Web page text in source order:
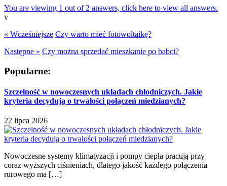
You are viewing 1 out of 2 answers, click here to view all answers.
v
« Wcześniejsze Czy warto mieć fotowoltaikę?
Następne » Czy można sprzedać mieszkanie po babci?
Popularne:
Szczelność w nowoczesnych układach chłodniczych. Jakie
kryteria decydują o trwałości połączeń miedzianych?
22 lipca 2026
Nowoczesne systemy klimatyzacji i pompy ciepła pracują przy
coraz wyższych ciśnieniach, dlatego jakość każdego połączenia
rurowego ma […]